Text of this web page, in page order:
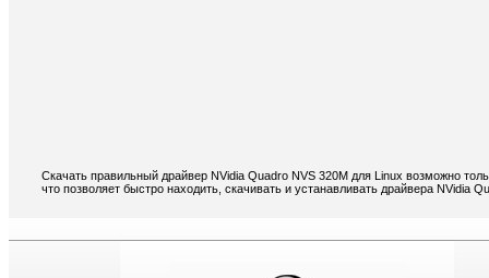
Скачать правильный драйвер NVidia Quadro NVS 320M для Linux возможно
что позволяет быстро находить, скачивать и устанавливать драйвера NVidia